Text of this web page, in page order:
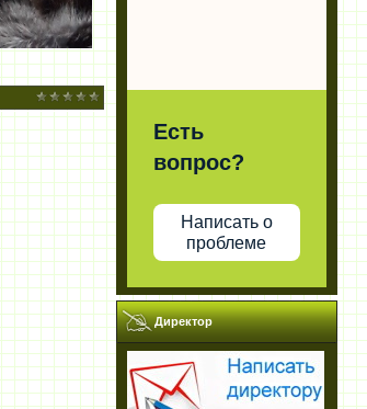
Есть
вопрос?
Написать о
проблеме
Директор